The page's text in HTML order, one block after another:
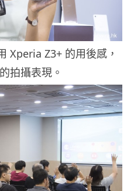
Xperia Z3+ 的用後感，
拍攝表現。